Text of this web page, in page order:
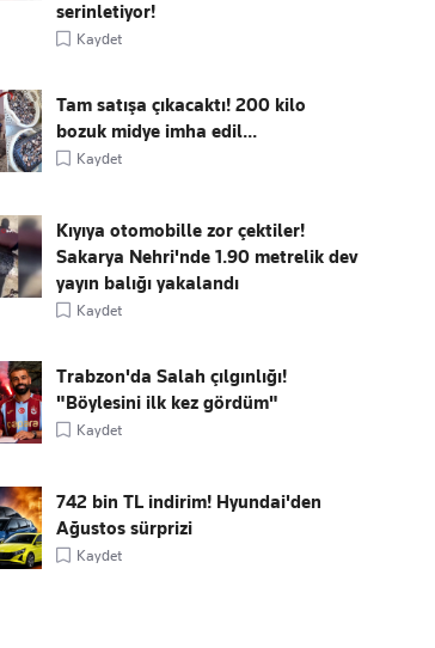
serinletiyor!
Kaydet
Tam satışa çıkacaktı! 200 kilo
bozuk midye imha edil...
Kaydet
Kıyıya otomobille zor çektiler!
Sakarya Nehri'nde 1.90 metrelik dev
yayın balığı yakalandı
Kaydet
Trabzon'da Salah çılgınlığı!
"Böylesini ilk kez gördüm"
Kaydet
742 bin TL indirim! Hyundai'den
Ağustos sürprizi
Kaydet